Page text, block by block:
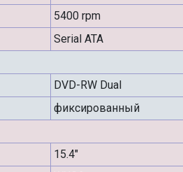
5400 rpm
Serial ATA
DVD-RW Dual
фиксированный
15.4"